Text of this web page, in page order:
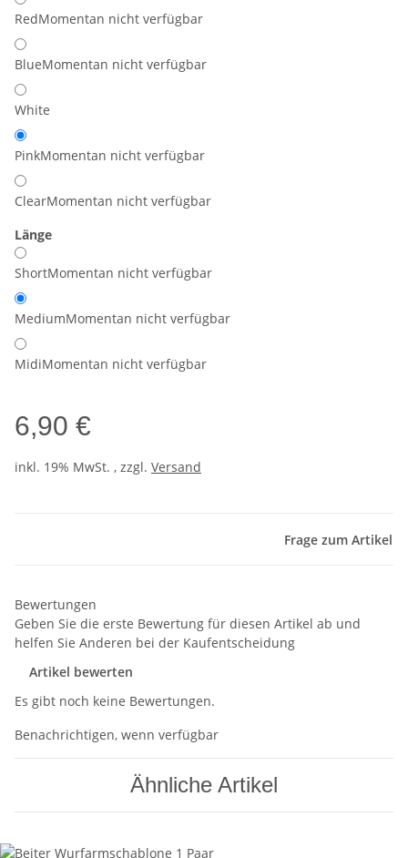
RedMomentan nicht verfügbar
BlueMomentan nicht verfügbar
White
PinkMomentan nicht verfügbar
ClearMomentan nicht verfügbar
Länge
ShortMomentan nicht verfügbar
MediumMomentan nicht verfügbar
MidiMomentan nicht verfügbar
6,90 €
inkl. 19% MwSt. , zzgl. Versand
Frage zum Artikel
Bewertungen
Geben Sie die erste Bewertung für diesen Artikel ab und
helfen Sie Anderen bei der Kaufentscheidung
Artikel bewerten
Es gibt noch keine Bewertungen.
Benachrichtigen, wenn verfügbar
Ähnliche Artikel